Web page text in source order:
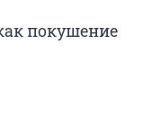
покушение